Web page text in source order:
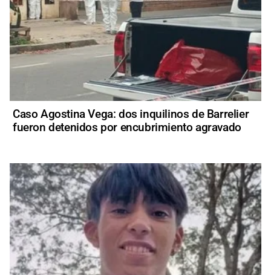
Caso Agostina Vega: dos inquilinos de Barrelier
fueron detenidos por encubrimiento agravado